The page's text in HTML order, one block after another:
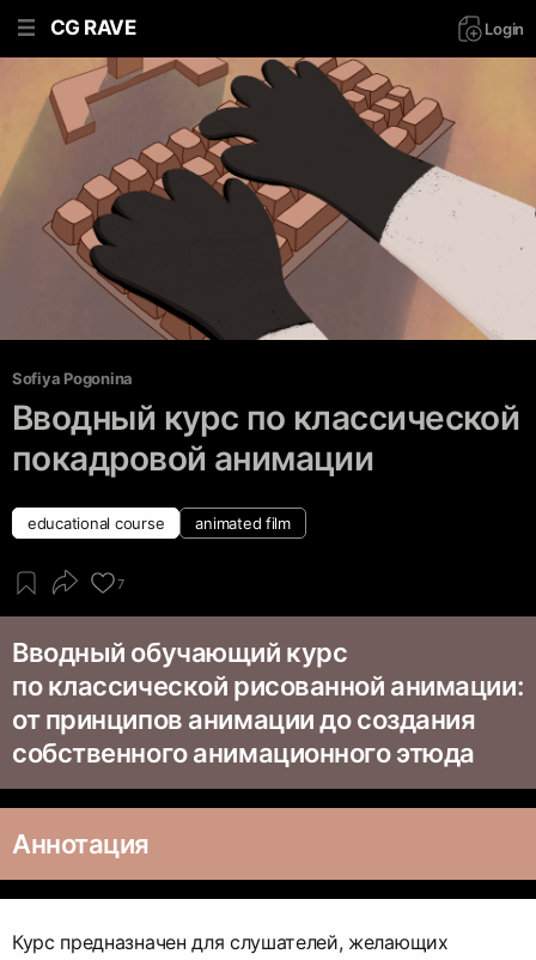
CG RAVE Login
Sofiya Pogonina
Вводный курс по классической
покадровой анимации
educational course animated film
7
Вводный обучающий курс
по классической рисованной анимации:
от принципов анимации до создания
собственного анимационного этюда
Аннотация
Курс предназначен для слушателей, желающих